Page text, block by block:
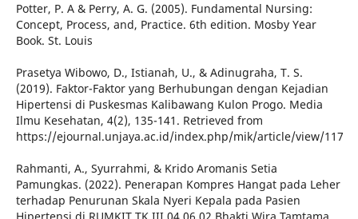
Potter, P. A & Perry, A. G. (2005). Fundamental Nursing:
Concept, Process, and, Practice. 6th edition. Mosby Year
Book. St. Louis
Prasetya Wibowo, D., Istianah, U., & Adinugraha, T. S.
(2019). Faktor-Faktor yang Berhubungan dengan Kejadian
Hipertensi di Puskesmas Kalibawang Kulon Progo. Media
Ilmu Kesehatan, 4(2), 135-141. Retrieved from
https://ejournal.unjaya.ac.id/index.php/mik/article/view/117
Rahmanti, A., Syurrahmi, & Krido Aromanis Setia
Pamungkas. (2022). Penerapan Kompres Hangat pada Leher
terhadap Penurunan Skala Nyeri Kepala pada Pasien